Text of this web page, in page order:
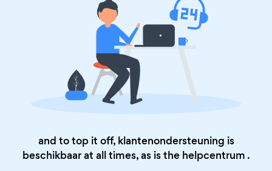
and to top it off, klantenondersteuning is
beschikbaar at all times, as is the helpcentrum .